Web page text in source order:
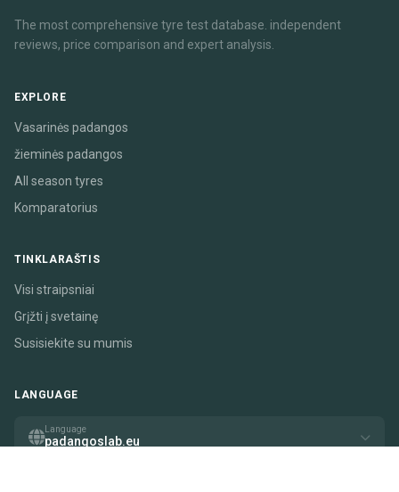
The most comprehensive tyre test database. independent
reviews, price comparison and expert analysis.
EXPLORE
Vasarinės padangos
žieminės padangos
All season tyres
Komparatorius
TINKLARAŠTIS
Visi straipsniai
Grįžti į svetainę
Susisiekite su mumis
LANGUAGE
Language
padangoslab.eu